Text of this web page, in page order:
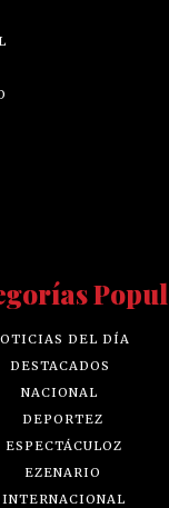
DEL DÍA
DESTACADOS
NACIONAL
DEPORTEZ
ESPECTÁCULOZ
EZENARIO
INTERNACIONAL